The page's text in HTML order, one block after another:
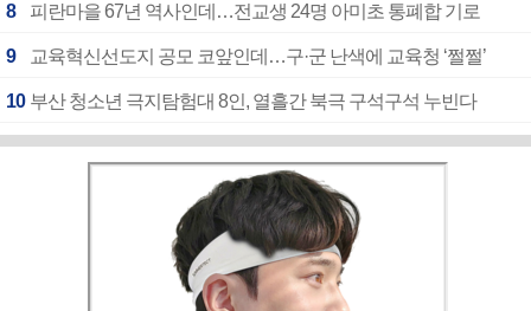
8 피란마을 67년 역사인데…전교생 24명 아미초 통폐합 기로
9 교육혁신선도지 공모 코앞인데…구·군 난색에 교육청 ‘쩔쩔’
10 부산 청소년 극지탐험대 8인, 열흘간 북극 구석구석 누빈다